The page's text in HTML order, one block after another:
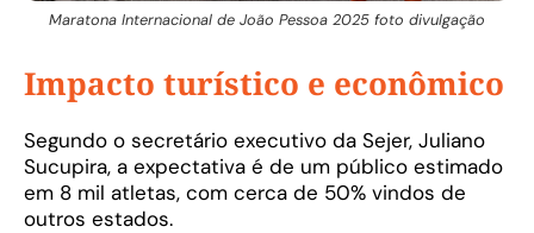
Maratona Internacional de João Pessoa 2025 foto divulgação
Impacto turístico e econômico
Segundo o secretário executivo da Sejer, Juliano
Sucupira, a expectativa é de um público estimado
em 8 mil atletas, com cerca de 50% vindos de
outros estados.